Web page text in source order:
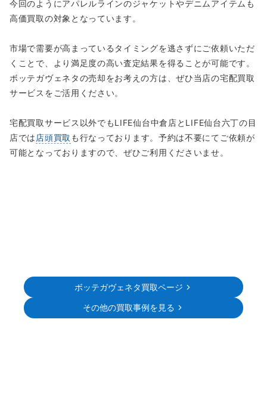
今回のようにアパレルラインのジャケットやデニムアイテムも
高価買取の対象となっています。
市場で需要が高まっているタイミングを逃さずにご依頼いただ
くことで、より満足度の高い査定結果を得ることが可能です。
ボッテガヴェネタの売却をお考えの方は、ぜひ当店の宅配買取
サービスをご活用ください。
宅配買取サービス以外でもLIFE仙台中倉店とLIFE仙台六丁の目
店では 店頭買取 も行なっております。予約は不要にてご依頼が
可能となっておりますので、ぜひご利用くださいませ。
ボッテガヴェネタ買取ページ
その他の買取事例を見る